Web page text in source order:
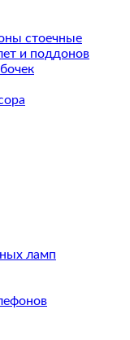
стоечные
и поддонов
ламп